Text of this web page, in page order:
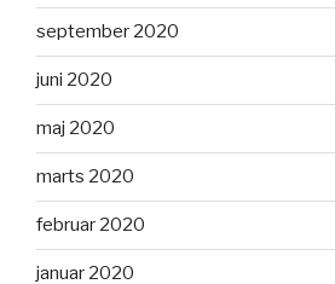
september 2020
juni 2020
maj 2020
marts 2020
februar 2020
januar 2020